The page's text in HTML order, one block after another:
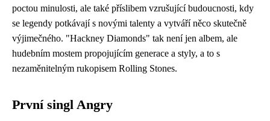
poctou minulosti, ale také příslibem vzrušující budoucnosti, kdy
se legendy potkávají s novými talenty a vytváří něco skutečně
výjimečného. "Hackney Diamonds" tak není jen albem, ale
hudebním mostem propojujícím generace a styly, a to s
nezaměnitelným rukopisem Rolling Stones.
První singl Angry